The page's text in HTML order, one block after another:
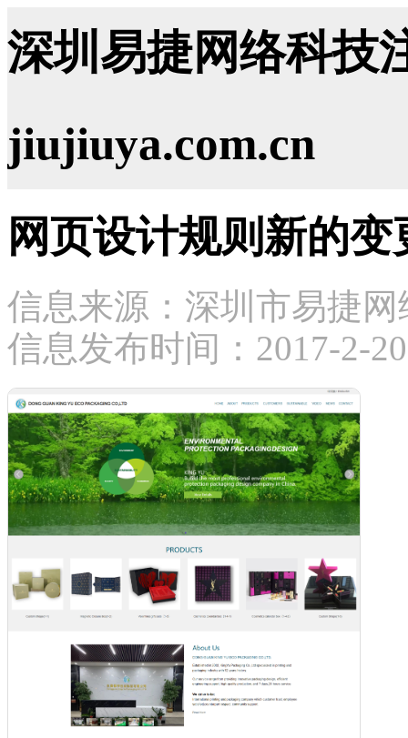
深圳易捷网络科技
jiujiuya.com.cn
网页设计规则新的变
信息来源：深圳市易捷
信息发布时间：2017-2-